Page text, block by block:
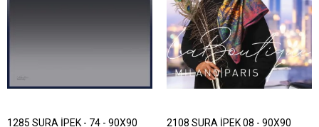
1285 SURA İPEK - 74 - 90X90 2108 SURA İPEK 08 - 90X90